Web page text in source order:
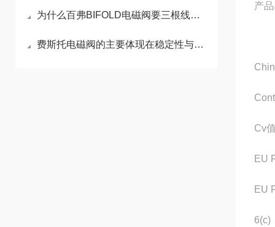
为什么百弗BIFOLD电磁阀要三根线，怎么接
费斯托电磁阀的主要体现在稳定性与实用性这两大方面
产
Cv
EU
EU
6(c)